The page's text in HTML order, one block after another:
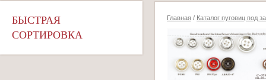
БЫСТРАЯ
СОРТИРОВКА
Главная / Каталог пуговиц под